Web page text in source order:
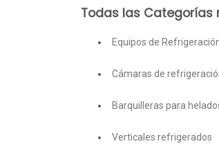
Todas las Categorías
Equipos de
Cámaras de
Barquilleras para
Verticales refrigerados